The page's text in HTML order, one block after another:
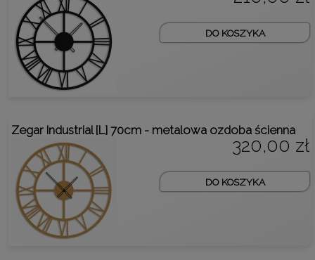
DO KOSZYKA
Zegar Industrial [L] 70cm - metalowa ozdoba ścienna
320,00 zł
DO KOSZYKA